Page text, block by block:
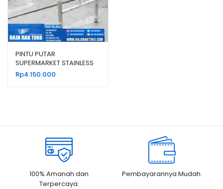
PINTU PUTAR
SUPERMARKET STAINLESS
HIDUP
Rp4.150.000
100% Amanah dan
Terpercaya.
Pembayarannya Mudah.